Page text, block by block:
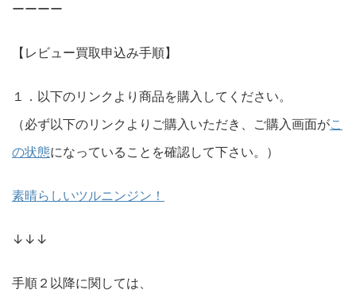
ーーーー
【レビュー買取申込み手順】
１．以下のリンクより商品を購入してください。
（必ず以下のリンクよりご購入いただき、ご購入画面がこ
の状態になっていることを確認して下さい。）
素晴らしいツルニンジン！
↓↓↓
手順２以降に関しては、